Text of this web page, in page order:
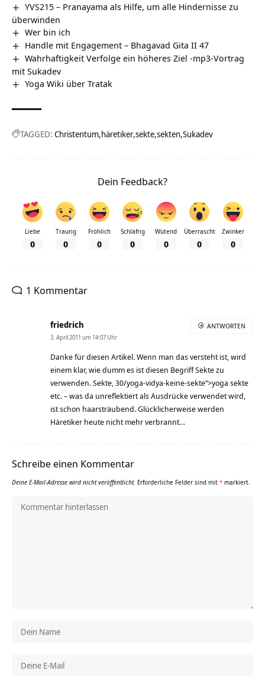
YVS215 – Pranayama als Hilfe, um alle Hindernisse zu
überwinden
Wer bin ich
Handle mit Engagement – Bhagavad Gita II 47
Wahrhaftigkeit Verfolge ein höheres Ziel -mp3-Vortrag
mit Sukadev
Yoga Wiki über Tratak
TAGGED: Christentum häretiker sekte sekten Sukadev
Dein Feedback?
Liebe
0
Traurig
0
Fröhlich
0
Schläfrig
0
Wütend
0
Überrascht
0
Zwinker
0
1 Kommentar
friedrich
3. April 2011 um 14:07 Uhr
Danke für diesen Artikel. Wenn man das versteht ist, wird
einem klar, wie dumm es ist diesen Begriff Sekte zu
verwenden. Sekte, 30/yoga-vidya-keine-sekte“>yoga sekte
etc. – was da unreflektiert als Ausdrücke verwendet wird,
ist schon haarsträubend. Glücklicherweise werden
Häretiker heute nicht mehr verbrannt…
ANTWORTEN
Schreibe einen Kommentar
Deine E-Mail-Adresse wird nicht veröffentlicht. Erforderliche Felder sind mit * markiert.